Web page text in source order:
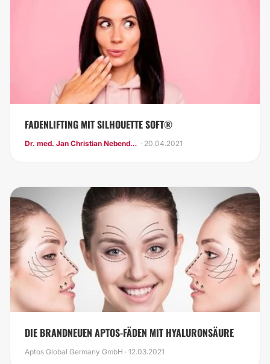
FADENLIFTING MIT SILHOUETTE SOFT®
Dr. med. Jan Christian Nebendahl · 20.04.2021
DIE BRANDNEUEN APTOS-FÄDEN MIT HYALURONSÄURE
Aptos Global Germany GmbH · 12.03.2021